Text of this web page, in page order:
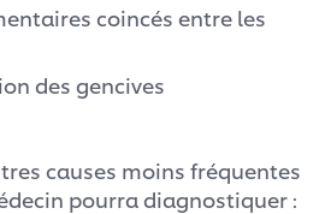
coincés entre les
des gencives
causes moins fréquentes
pourra diagnostiquer :